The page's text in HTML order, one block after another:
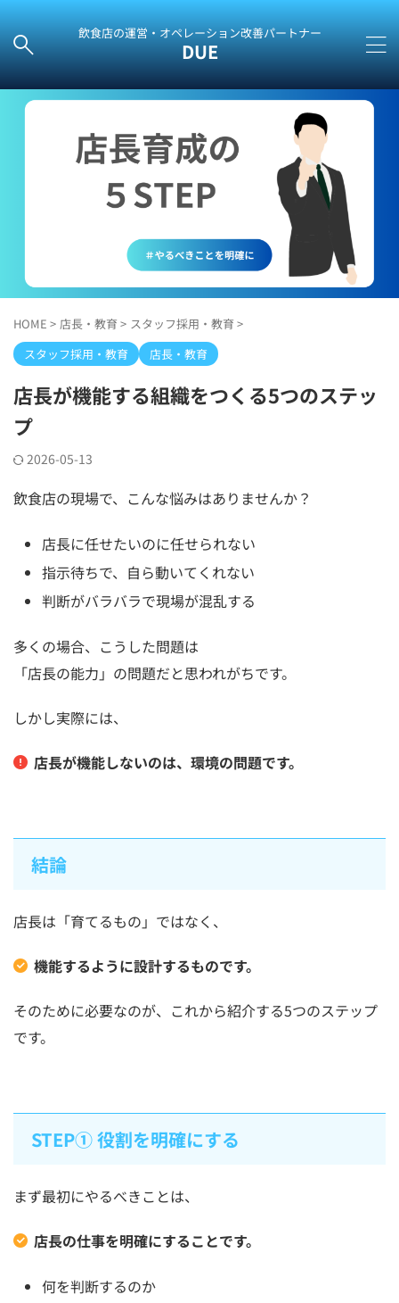
飲食店の運営・オペレーション改善パートナー
DUE
HOME > 店長・教育 > スタッフ採用・教育 >
スタッフ採用・教育
店長・教育
店長が機能する組織をつくる5つのステッ
プ
2026-05-13
飲食店の現場で、こんな悩みはありませんか？
店長に任せたいのに任せられない
指示待ちで、自ら動いてくれない
判断がバラバラで現場が混乱する
多くの場合、こうした問題は
「店長の能力」の問題だと思われがちです。
しかし実際には、
店長が機能しないのは、環境の問題です。
結論
店長は「育てるもの」ではなく、
機能するように設計するものです。
そのために必要なのが、これから紹介する5つのステップ
です。
STEP① 役割を明確にする
まず最初にやるべきことは、
店長の仕事を明確にすることです。
何を判断するのか